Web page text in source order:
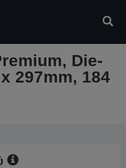
Die-
297mm, 184